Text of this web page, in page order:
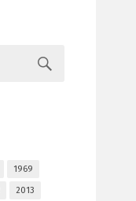
1969
2013